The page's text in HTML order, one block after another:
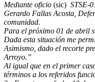
Mediante oficio (sic) STSE-
Gerardo Fallas Acosta,
comunidad.
Para el próximo 01 de abril
Dada esta situación me
Asimismo, dado el recorte
Arroyo.”
Al igual que en el primer
términos a los referidos